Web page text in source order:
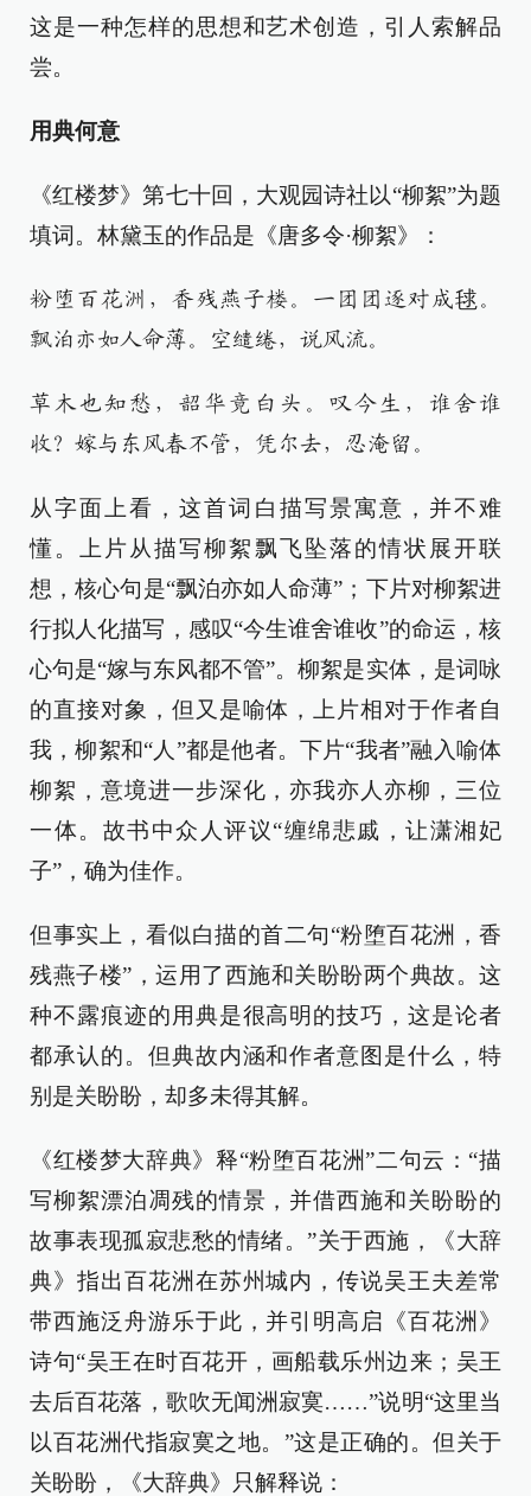
这是一种怎样的思想和艺术创造，引人索解品
尝。
用典何意
《红楼梦》第七十回，大观园诗社以“柳絮”为题
填词。林黛玉的作品是《唐多令·柳絮》：
粉堕百花洲，香残燕子楼。一团团逐对成毬。
飘泊亦如人命薄。空缱绻，说风流。
草木也知愁，韶华竟白头。叹今生，谁舍谁
收？嫁与东风春不管，凭尔去，忍淹留。
从字面上看，这首词白描写景寓意，并不难
懂。上片从描写柳絮飘飞坠落的情状展开联
想，核心句是“飘泊亦如人命薄”；下片对柳絮进
行拟人化描写，感叹“今生谁舍谁收”的命运，核
心句是“嫁与东风都不管”。柳絮是实体，是词咏
的直接对象，但又是喻体，上片相对于作者自
我，柳絮和“人”都是他者。下片“我者”融入喻体
柳絮，意境进一步深化，亦我亦人亦柳，三位
一体。故书中众人评议“缠绵悲戚，让潇湘妃
子”，确为佳作。
但事实上，看似白描的首二句“粉堕百花洲，香
残燕子楼”，运用了西施和关盼盼两个典故。这
种不露痕迹的用典是很高明的技巧，这是论者
都承认的。但典故内涵和作者意图是什么，特
别是关盼盼，却多未得其解。
《红楼梦大辞典》释“粉堕百花洲”二句云：“描
写柳絮漂泊凋残的情景，并借西施和关盼盼的
故事表现孤寂悲愁的情绪。”关于西施，《大辞
典》指出百花洲在苏州城内，传说吴王夫差常
带西施泛舟游乐于此，并引明高启《百花洲》
诗句“吴王在时百花开，画船载乐州边来；吴王
去后百花落，歌吹无闻洲寂寞……”说明“这里当
以百花洲代指寂寞之地。”这是正确的。但关于
关盼盼，《大辞典》只解释说：